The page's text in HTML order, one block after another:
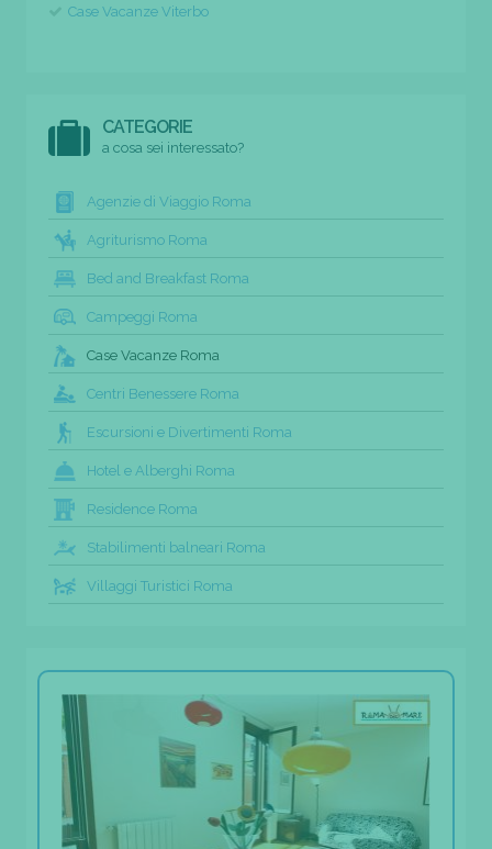
Case Vacanze Viterbo
CATEGORIE
a cosa sei interessato?
Agenzie di Viaggio Roma
Agriturismo Roma
Bed and Breakfast Roma
Campeggi Roma
Case Vacanze Roma
Centri Benessere Roma
Escursioni e Divertimenti Roma
Hotel e Alberghi Roma
Residence Roma
Stabilimenti balneari Roma
Villaggi Turistici Roma